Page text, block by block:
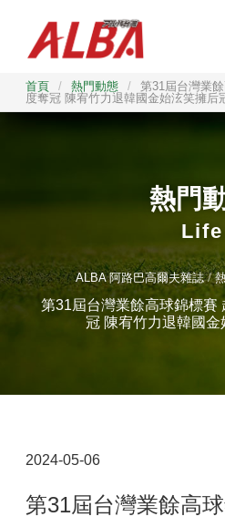
首頁 / 熱門動態 /
第31屆台灣業
度奪冠 陳宥竹力退韓國金始泫笑擁
熱門
Life
ALBA 阿路巴高爾夫雜誌
第31屆台灣業餘高球錦標賽
冠 陳宥竹力退韓國
2024-05-06
第31屆台灣業餘高